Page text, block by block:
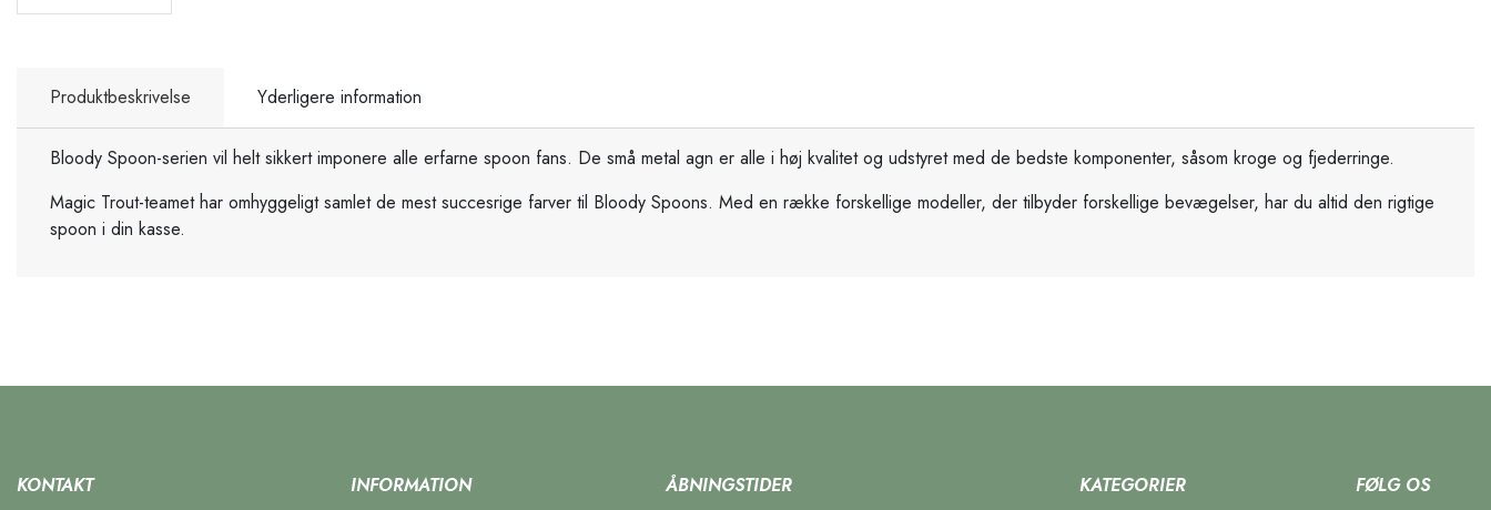
Produktbeskrivelse Yderligere information
Bloody Spoon-serien vil helt sikkert imponere alle erfarne spoon fans. De små metal agn er alle i høj kvalitet og udstyret med de bedste komponenter, såsom kroge og fjederringe.
Magic Trout-teamet har omhyggeligt samlet de mest succesrige farver til Bloody Spoons. Med en række forskellige modeller, der tilbyder forskellige bevægelser, har du altid den rigtige
spoon i din kasse.
KONTAKT INFORMATION ÅBNINGSTIDER KATEGORIER FØLG OS